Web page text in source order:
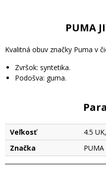
PUMA
Kvalitná obuv značky Puma v
Zvršok: syntetika.
Podošva: guma.
Veľkosť
4.5
Značka
PUMA